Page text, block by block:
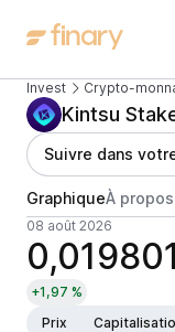
Invest Crypto-
Kintsu
Suivre dans
GraphiqueÀ propos
08 août 2026
+1,97 %
Prix